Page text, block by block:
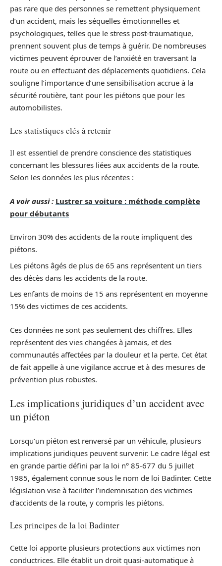
pas rare que des personnes se remettent physiquement
d’un accident, mais les séquelles émotionnelles et
psychologiques, telles que le stress post-traumatique,
prennent souvent plus de temps à guérir. De nombreuses
victimes peuvent éprouver de l’anxiété en traversant la
route ou en effectuant des déplacements quotidiens. Cela
souligne l’importance d’une sensibilisation accrue à la
sécurité routière, tant pour les piétons que pour les
automobilistes.
Les statistiques clés à retenir
Il est essentiel de prendre conscience des statistiques
concernant les blessures liées aux accidents de la route.
Selon les données les plus récentes :
A voir aussi : Lustrer sa voiture : méthode complète
pour débutants
Environ 30% des accidents de la route impliquent des
piétons.
Les piétons âgés de plus de 65 ans représentent un tiers
des décès dans les accidents de la route.
Les enfants de moins de 15 ans représentent en moyenne
15% des victimes de ces accidents.
Ces données ne sont pas seulement des chiffres. Elles
représentent des vies changées à jamais, et des
communautés affectées par la douleur et la perte. Cet état
de fait appelle à une vigilance accrue et à des mesures de
prévention plus robustes.
Les implications juridiques d’un accident avec
un piéton
Lorsqu’un piéton est renversé par un véhicule, plusieurs
implications juridiques peuvent survenir. Le cadre légal est
en grande partie défini par la loi n° 85-677 du 5 juillet
1985, également connue sous le nom de loi Badinter. Cette
législation vise à faciliter l’indemnisation des victimes
d’accidents de la route, y compris les piétons.
Les principes de la loi Badinter
Cette loi apporte plusieurs protections aux victimes non
conductrices. Elle établit un droit quasi-automatique à